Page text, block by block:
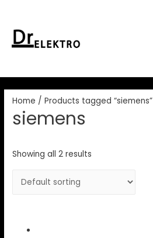
Home / Products tagged “siemens”
siemens
Showing all 2 results